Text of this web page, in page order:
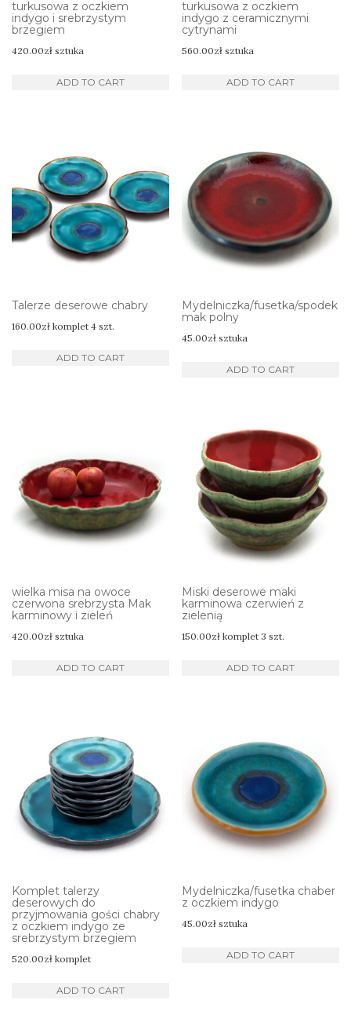
turkusowa z oczkiem
indygo i srebrzystym
brzegiem
420.00zł sztuka
ADD TO CART
turkusowa z oczkiem
indygo z ceramicznymi
cytrynami
560.00zł sztuka
ADD TO CART
Talerze deserowe chabry
160.00zł komplet 4 szt.
ADD TO CART
Mydelniczka/fusetka/spodek
mak polny
45.00zł sztuka
ADD TO CART
wielka misa na owoce
czerwona srebrzysta Mak
karminowy i zieleń
420.00zł sztuka
ADD TO CART
Miski deserowe maki
karminowa czerwień z
zielenią
150.00zł komplet 3 szt.
ADD TO CART
Komplet talerzy
deserowych do
przyjmowania gości chabry
z oczkiem indygo ze
srebrzystym brzegiem
520.00zł komplet
ADD TO CART
Mydelniczka/fusetka chaber
z oczkiem indygo
45.00zł sztuka
ADD TO CART